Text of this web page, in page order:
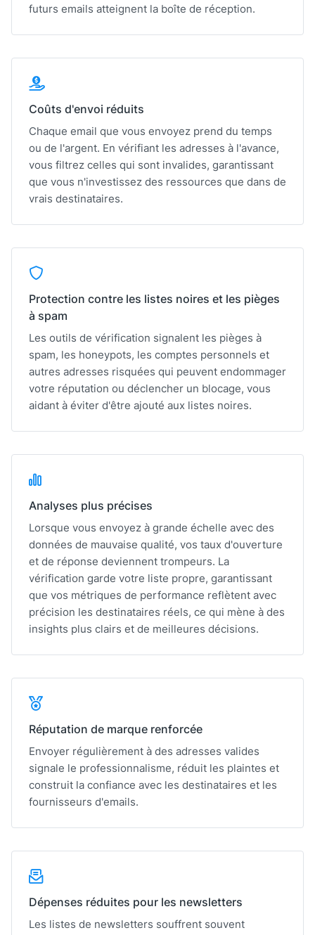
futurs emails atteignent la boîte de réception.
Coûts d'envoi réduits
Chaque email que vous envoyez prend du temps
ou de l'argent. En vérifiant les adresses à l'avance,
vous filtrez celles qui sont invalides, garantissant
que vous n'investissez des ressources que dans de
vrais destinataires.
Protection contre les listes noires et les pièges
à spam
Les outils de vérification signalent les pièges à
spam, les honeypots, les comptes personnels et
autres adresses risquées qui peuvent endommager
votre réputation ou déclencher un blocage, vous
aidant à éviter d'être ajouté aux listes noires.
Analyses plus précises
Lorsque vous envoyez à grande échelle avec des
données de mauvaise qualité, vos taux d'ouverture
et de réponse deviennent trompeurs. La
vérification garde votre liste propre, garantissant
que vos métriques de performance reflètent avec
précision les destinataires réels, ce qui mène à des
insights plus clairs et de meilleures décisions.
Réputation de marque renforcée
Envoyer régulièrement à des adresses valides
signale le professionnalisme, réduit les plaintes et
construit la confiance avec les destinataires et les
fournisseurs d'emails.
Dépenses réduites pour les newsletters
Les listes de newsletters souffrent souvent